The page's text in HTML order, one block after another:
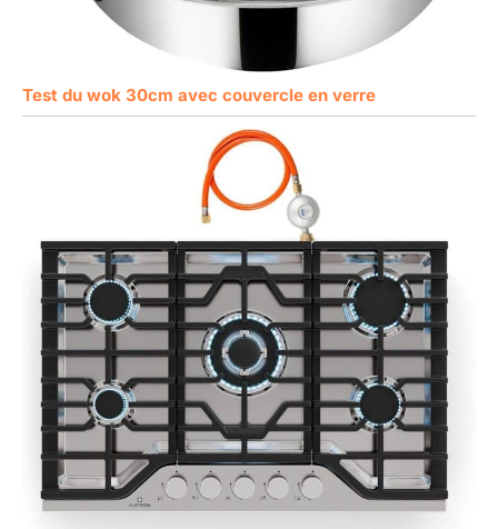
Test du wok 30cm avec couvercle en verre